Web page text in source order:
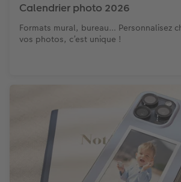
Calendrier photo 2026
Formats mural, bureau… Personnalisez
vos photos, c’est unique !